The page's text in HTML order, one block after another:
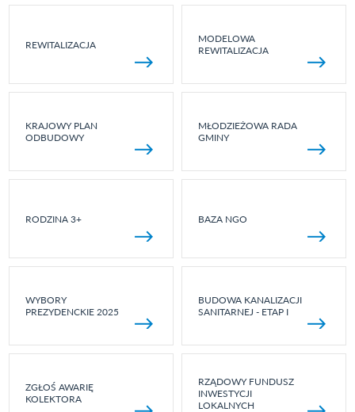
REWITALIZACJA
MODELOWA
REWITALIZACJA
KRAJOWY PLAN
ODBUDOWY
MŁODZIEŻOWA RADA
GMINY
RODZINA 3+ BAZA NGO
WYBORY
PREZYDENCKIE 2025
BUDOWA KANALIZACJI
SANITARNEJ - ETAP I
ZGŁOŚ AWARIĘ
KOLEKTORA
RZĄDOWY FUNDUSZ
INWESTYCJI
LOKALNYCH